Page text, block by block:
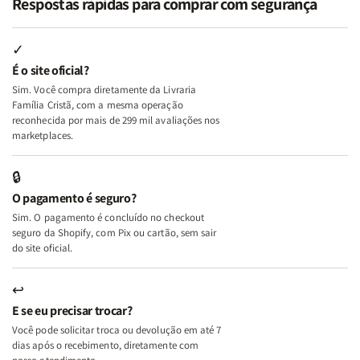
Minhas
Lutas
e
Deus
+
A
Mulher
Lar
Minhas
Lutas
+
A
Lar
Mulher
Segundo
Mulher
Segundo
✓
É o site oficial?
Sim. Você compra diretamente da Livraria
Família Cristã, com a mesma operação
reconhecida por mais de 299 mil avaliações nos
marketplaces.
🔒
O pagamento é seguro?
Sim. O pagamento é concluído no checkout
seguro da Shopify, com Pix ou cartão, sem sair
do site oficial.
↩
E se eu precisar trocar?
Você pode solicitar troca ou devolução em até 7
dias após o recebimento, diretamente com